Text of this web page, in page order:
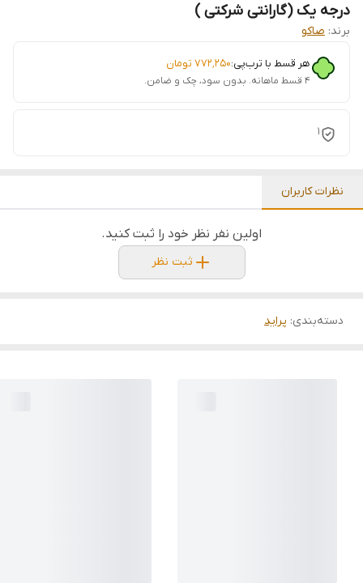
درجه یک (گارانتی شرکتی )
برند: صاکو
هر قسط با ترب‌پی:۷۷۲٬۲۵۰ تومان
۴ قسط ماهانه. بدون سود، چک و ضامن.
1
نظرات کاربران
اولین نفر نظر خود را ثبت کنید.
ثبت نظر
دسته‌بندی: پراید